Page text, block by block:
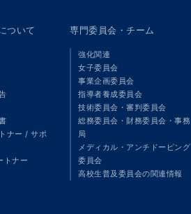
ついて
ナー / サポ
トナー
専門委員会・チーム
強化関連
女子委員会
事業企画委員会
指導者養成委員会
技術委員会・審判委員会
総務委員会・財務委員会・事務
局
メディカル・アンチドーピング
委員会
高校生普及委員会の関連情報